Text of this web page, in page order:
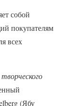
собой
покупателям
всех
творческого
(Ябу